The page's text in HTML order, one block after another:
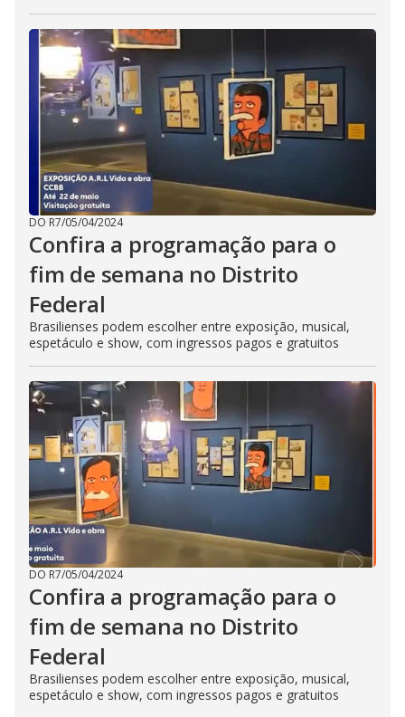
DO R7/05/04/2024
Confira a programação para o
fim de semana no Distrito
Federal
Brasilienses podem escolher entre exposição, musical,
espetáculo e show, com ingressos pagos e gratuitos
DO R7/05/04/2024
Confira a programação para o
fim de semana no Distrito
Federal
Brasilienses podem escolher entre exposição, musical,
espetáculo e show, com ingressos pagos e gratuitos